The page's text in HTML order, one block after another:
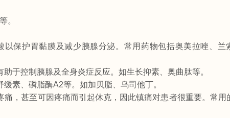
。
保护胃黏膜及减少胰腺分泌。常用药物包括奥美拉唑、兰
于控制胰腺及全身炎症反应。如生长抑素、奥曲肽等。
素、磷脂酶A2等。如加贝脂、乌司他丁。
，甚至可因疼痛而引起休克，因此镇痛对患者很重要。常用